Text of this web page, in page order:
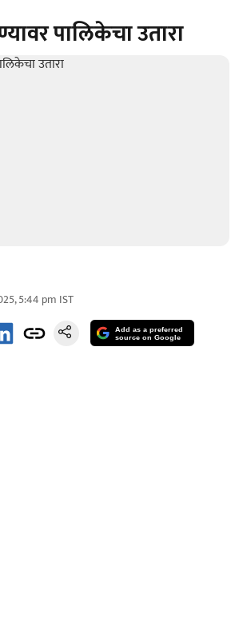
पालिकेचा उतारा
5:44 pm IST
Add as a preferred
source on Google